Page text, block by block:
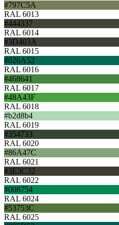
#797C5A
RAL 6013
#444337
RAL 6014
#3D403A
RAL 6015
#026A52
RAL 6016
#468641
RAL 6017
#48A43F
RAL 6018
#b2d8b4
RAL 6019
#354733
RAL 6020
#86A47C
RAL 6021
#3E3C32
RAL 6022
#008754
RAL 6024
#53753C
RAL 6025